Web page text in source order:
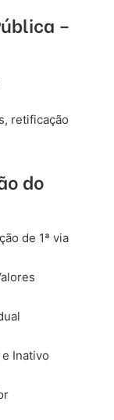
–
retificação
do
de 1ª via
Inativo